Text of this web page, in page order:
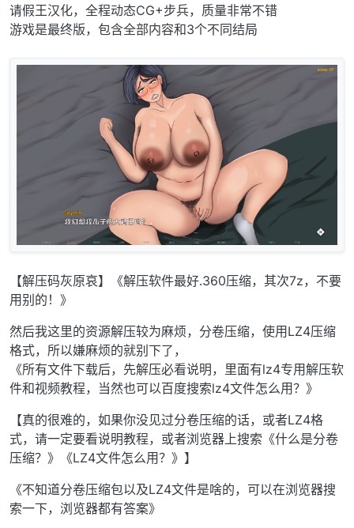
请假王汉化，全程动态CG+步兵，质量非常不错
游戏是最终版，包含全部内容和3个不同结局
【解压码灰原哀】《解压软件最好.360压缩，其次7z，不要
用别的！》
然后我这里的资源解压较为麻烦，分卷压缩，使用LZ4压缩
格式，所以嫌麻烦的就别下了，
《所有文件下载后，先解压必看说明，里面有lz4专用解压软
件和视频教程，当然也可以百度搜索lz4文件怎么用？》
【真的很难的，如果你没见过分卷压缩的话，或者LZ4格
式，请一定要看说明教程，或者浏览器上搜索《什么是分卷
压缩？》《LZ4文件怎么用？》】
《不知道分卷压缩包以及LZ4文件是啥的，可以在浏览器搜
索一下，浏览器都有答案》